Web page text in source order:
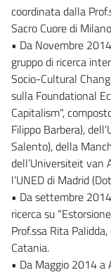
coordinata dalla
Sacro Cuore di
• Da Novembre
gruppo di ricerca
Socio-Cultural
sulla Foundational
Capitalism",
Filippo Barbera),
Salento), della
dell’Universiteit van
l’UNED di Madrid
• Da settembre
ricerca su
Prof.ssa Rita
Catania.
• Da Maggio 2014 a